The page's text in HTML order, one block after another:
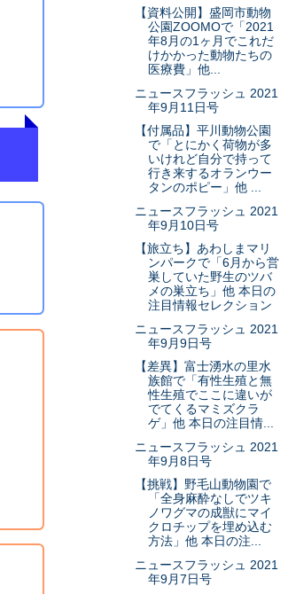
【資料公開】盛岡市動物
公園ZOOMOで「2021
年8月の1ヶ月でこれだ
けかかった動物たちの
医療費」他...
ニュースフラッシュ 2021
年9月11日号
【付属品】平川動物公園
で「とにかく荷物が多
いけれど自分で持って
行き来するオランウー
タンのポピー」他 ...
ニュースフラッシュ 2021
年9月10日号
【旅立ち】あわしまマリ
ンパークで「6月から営
巣していた野生のツバ
メの巣立ち」他 本日の
注目情報セレクション
ニュースフラッシュ 2021
年9月9日号
【差異】富士湧水の里水
族館で「有性生殖と無
性生殖でここに違いが
でてくるマミズクラ
ゲ」他 本日の注目情...
ニュースフラッシュ 2021
年9月8日号
【挑戦】野毛山動物園で
「全身麻酔なしでツキ
ノワグマの成獣にマイ
クロチップを埋め込む
方法」他 本日の注...
ニュースフラッシュ 2021
年9月7日号